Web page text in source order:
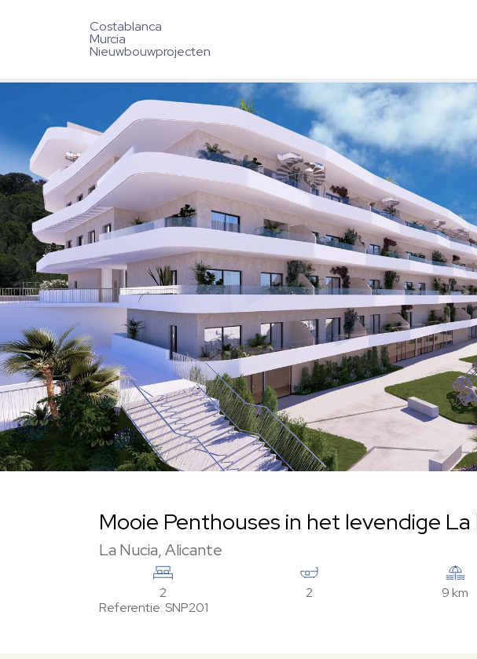
Costablanca
Murcia
Nieuwbouwprojecten
Mooie Penthouses in het levendige La
La Nucia, Alicante
2 2 9 km
Referentie: SNP201